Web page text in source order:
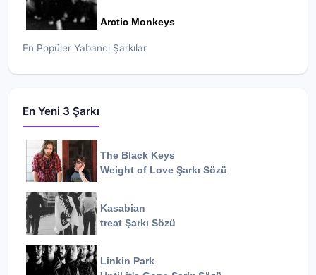
Arctic Monkeys
En Popüler Yabancı Şarkılar
En Yeni 3 Şarkı
The Black Keys
Weight of Love Şarkı Sözü
Kasabian
treat Şarkı Sözü
Linkin Park